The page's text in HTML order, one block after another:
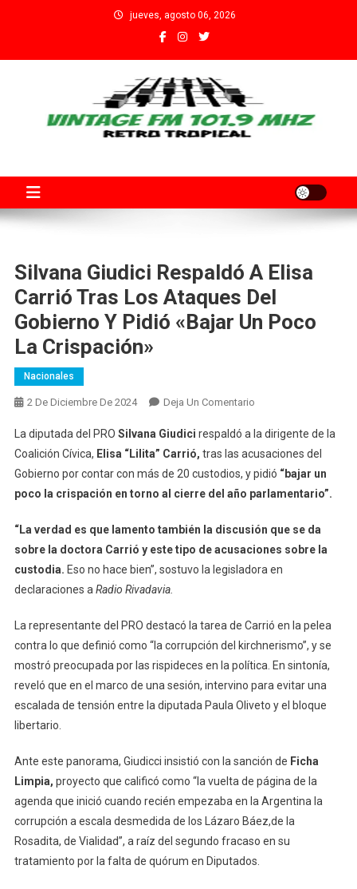
jueves, agosto 06, 2026
Silvana Giudici Respaldó A Elisa
Carrió Tras Los Ataques Del
Gobierno Y Pidió «bajar Un Poco
La Crispación»
Nacionales
2 De Diciembre De 2024 Deja Un ComentarioEn
Giudici
Respaldó
A
Elisa
Tras
Los
Ataques
Y
Pidió
«bajar
La
La diputada del PRO Silvana Giudici respaldó a la dirigente de la
Coalición Cívica, Elisa “Lilita” Carrió, tras las acusaciones del
Gobierno por contar con más de 20 custodios, y pidió “bajar un
poco la crispación en torno al cierre del año parlamentario”.
“La verdad es que lamento también la discusión que se da
sobre la doctora Carrió y este tipo de acusaciones sobre la
custodia. Eso no hace bien”, sostuvo la legisladora en
declaraciones a Radio Rivadavia.
La representante del PRO destacó la tarea de Carrió en la pelea
contra lo que definió como “la corrupción del kirchnerismo”, y se
mostró preocupada por las rispideces en la política. En sintonía,
reveló que en el marco de una sesión, intervino para evitar una
escalada de tensión entre la diputada Paula Oliveto y el bloque
libertario.
Ante este panorama, Giudicci insistió con la sanción de Ficha
Limpia, proyecto que calificó como “la vuelta de página de la
agenda que inició cuando recién empezaba en la Argentina la
corrupción a escala desmedida de los Lázaro Báez,de la
Rosadita, de Vialidad”, a raíz del segundo fracaso en su
tratamiento por la falta de quórum en Diputados.